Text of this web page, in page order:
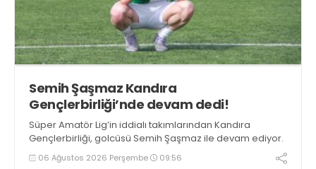
Semih Şaşmaz Kandıra
Gençlerbirliği’nde devam dedi!
Süper Amatör Lig’in iddialı takımlarından Kandıra
Gençlerbirliği, golcüsü Semih Şaşmaz ile devam ediyor.
06 Ağustos 2026 Perşembe 09:56